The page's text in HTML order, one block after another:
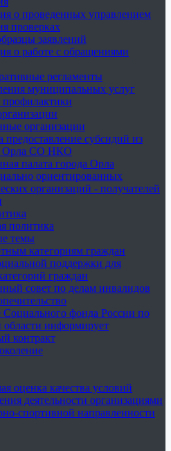
о проведенных управлением
проверках
заявлений
о работе с обращениями
регламенты
муниципальных услуг
профилактики
организации
предоставление субсидий из
Орла СО НКО
палата города Орла
ориентированных
организаций - получателей
политика
темы
категориям граждан
поддержки для
граждан
совет по делам инвалидов
Социального фонда России по
области информирует
контракт
оценка качества условий
деятельности организациями
спортивной направленности